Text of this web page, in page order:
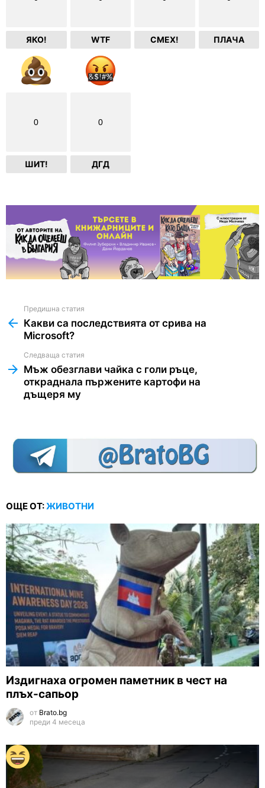
ЯКО! WTF СМЕХ! ПЛАЧА
0
ШИТ!
0
ДГД
more
Предишна статия
Какви са последствията от срива на
Microsoft?
Следваща статия
Мъж обезглави чайка с голи ръце,
откраднала пържените картофи на
дъщеря му
ОЩЕ ОТ:ЖИВОТНИ
Издигнаха огромен паметник в чест на
плъх-сапьор
от Brato.bg
преди 4 месеца